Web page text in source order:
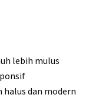
lebih mulus
dan modern